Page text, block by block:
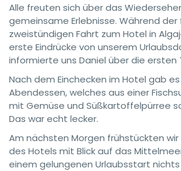
Alle freuten sich über das
gemeinsame Erlebnisse. Während
zweistündigen Fahrt zum Hotel in
erste Eindrücke von unserem
informierte uns Daniel über die ersten
Nach dem Einchecken im Hotel gab
Abendessen, welches aus einer
mit Gemüse und Süßkartoffelpürree
Das war echt lecker.
Am nächsten Morgen frühstückten
des Hotels mit Blick auf das
einem gelungenen Urlaubsstart